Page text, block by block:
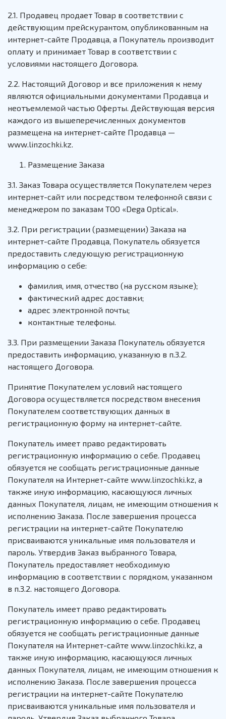
2.1. Продавец продает Товар в соответствии с
действующим прейскурантом, опубликованным на
интернет-сайте Продавца, а Покупатель производит
оплату и принимает Товар в соответствии с
условиями настоящего Договора.
2.2. Настоящий Договор и все приложения к нему
являются официальными документами Продавца и
неотъемлемой частью Оферты. Действующая версия
каждого из вышеперечисленных документов
размещена на интернет-сайте Продавца —
www.linzochki.kz.
Размещение Заказа
3.1. Заказ Товара осуществляется Покупателем через
интернет-сайт или посредством телефонной связи с
менеджером по заказам ТОО «Dega Optical».
3.2. При регистрации (размещении) Заказа на
интернет-сайте Продавца, Покупатель обязуется
предоставить следующую регистрационную
информацию о себе:
фамилия, имя, отчество (на русском языке);
фактический адрес доставки;
адрес электронной почты;
контактные телефоны.
3.3. При размещении Заказа Покупатель обязуется
предоставить информацию, указанную в п.3.2.
настоящего Договора.
Принятие Покупателем условий настоящего
Договора осуществляется посредством внесения
Покупателем соответствующих данных в
регистрационную форму на интернет-сайте.
Покупатель имеет право редактировать
регистрационную информацию о себе. Продавец
обязуется не сообщать регистрационные данные
Покупателя на Интернет-сайте www.linzochki.kz, а
также иную информацию, касающуюся личных
данных Покупателя, лицам, не имеющим отношения к
исполнению Заказа. После завершения процесса
регистрации на интернет-сайте Покупателю
присваиваются уникальные имя пользователя и
пароль. Утвердив Заказ выбранного Товара,
Покупатель предоставляет необходимую
информацию в соответствии с порядком, указанном
в п.3.2. настоящего Договора.
Покупатель имеет право редактировать
регистрационную информацию о себе. Продавец
обязуется не сообщать регистрационные данные
Покупателя на Интернет-сайте www.linzochki.kz, а
также иную информацию, касающуюся личных
данных Покупателя, лицам, не имеющим отношения к
исполнению Заказа. После завершения процесса
регистрации на интернет-сайте Покупателю
присваиваются уникальные имя пользователя и